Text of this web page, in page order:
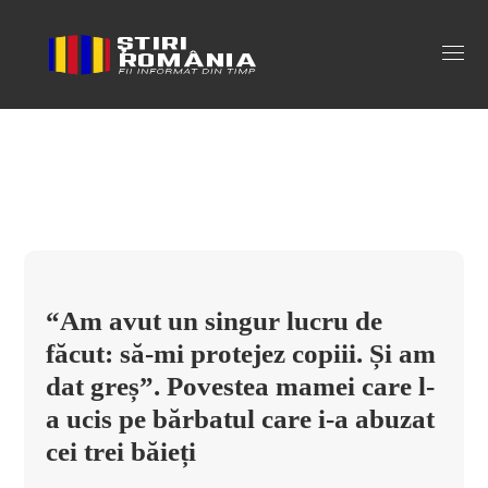
Sarah Sands Tag
“Am avut un singur lucru de
făcut: să-mi protejez copiii. Și am
dat greș”. Povestea mamei care l-
a ucis pe bărbatul care i-a abuzat
cei trei băieți